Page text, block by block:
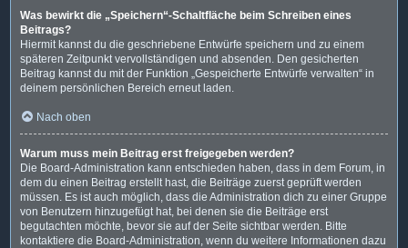
Was bewirkt die „Speichern“-Schaltfläche beim Schreiben eines
Beitrags?
Hiermit kannst du die geschriebene Entwürfe speichern und zu einem
späteren Zeitpunkt vervollständigen und absenden. Den gesicherten
Beitrag kannst du mit der Funktion „Gespeicherte Entwürfe verwalten“ in
deinem persönlichen Bereich erneut laden.
Nach oben
Warum muss mein Beitrag erst freigegeben werden?
Die Board-Administration kann entschieden haben, dass in dem Forum, in
dem du einen Beitrag erstellt hast, die Beiträge zuerst geprüft werden
müssen. Es ist auch möglich, dass die Administration dich zu einer Gruppe
von Benutzern hinzugefügt hat, bei denen sie die Beiträge erst
begutachten möchte, bevor sie auf der Seite sichtbar werden. Bitte
kontaktiere die Board-Administration, wenn du weitere Informationen dazu